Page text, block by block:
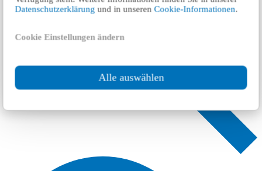
Datenschutzerklärung und in unserenCookie-Informationen.
Cookie Einstellungen ändern
Alle auswählen